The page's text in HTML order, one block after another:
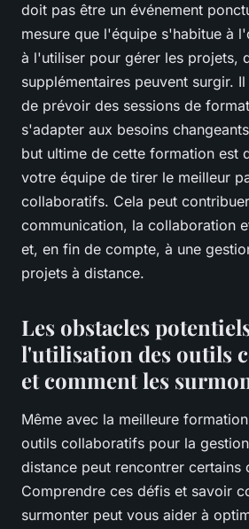
doit pas être un événement
mesure que l'équipe s'habitue à
à l'utiliser pour gérer les projets,
supplémentaires peuvent surgir.
de prévoir des sessions de
s'adapter aux besoins
but ultime de cette formation est
votre équipe de tirer le meilleur
collaboratifs. Cela peut
communication, la collaboration
et, en fin de compte, à une
projets à distance.
Les obstacles
l'utilisation des outils
et comment les
Même avec la meilleure
outils collaboratifs pour la
distance peut rencontrer certains
Comprendre ces défis et savoir
surmonter peut vous aider à